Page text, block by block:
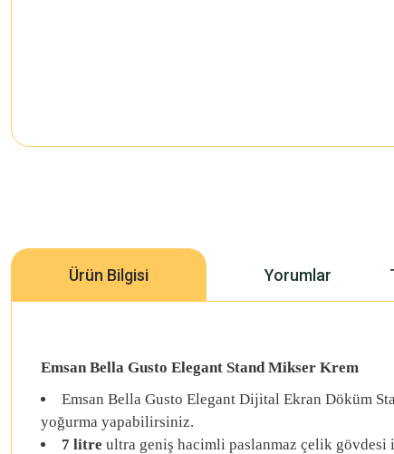
Ürün Bilgisi Yorumlar
Emsan Bella Gusto Elegant Stand Mikser Krem
Emsan Bella Gusto Elegant Dijital Ekran Döküm
yoğurma yapabilirsiniz.
7 litre ultra geniş hacimli paslanmaz çelik gövdesi